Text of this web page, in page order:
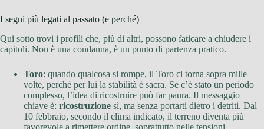
I segni più legati al passato (e perché)
Qui sotto trovi i profili che, più di altri, possono faticare a chiudere i
capitoli. Non è una condanna, è un punto di partenza pratico.
Toro: quando qualcosa si rompe, il Toro ci torna sopra mille
volte, perché per lui la stabilità è sacra. Se c’è stato un periodo
complesso, l’idea di ricostruire può far paura. Il messaggio
chiave è: ricostruzione sì, ma senza portarti dietro i detriti. Dal
10 febbraio, secondo il clima indicato, il terreno diventa più
favorevole a rimettere ordine, soprattutto nelle tensioni